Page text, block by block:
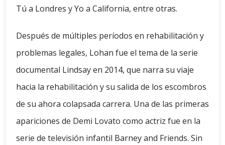
Tú a Londres y Yo a California, entre otras.
Después de múltiples períodos en rehabilitación y
problemas legales, Lohan fue el tema de la serie
documental Lindsay en 2014, que narra su viaje
hacia la rehabilitación y su salida de los escombros
de su ahora colapsada carrera. Una de las primeras
apariciones de Demi Lovato como actriz fue en la
serie de televisión infantil Barney and Friends. Sin